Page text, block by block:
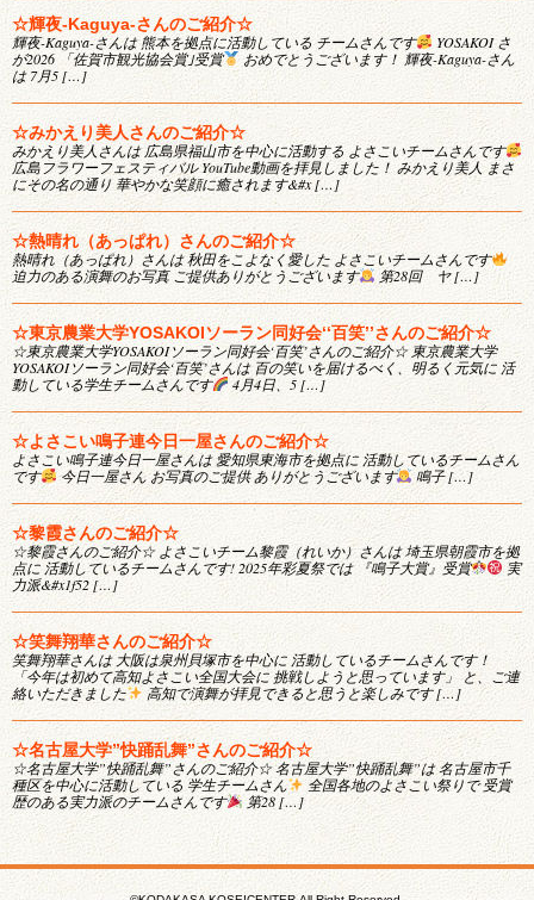
☆輝夜-Kaguya-さんのご紹介☆
輝夜-Kaguya-さんは 熊本を拠点に活動している チームさんです
YOSAKOI さ
が2026 「佐賀市観光協会賞｣受賞
おめでとうございます！ 輝夜-Kaguya-さん
は 7月5 […]
☆みかえり美人さんのご紹介☆
みかえり美人さんは 広島県福山市を中心に活動する よさこいチームさんです
広島フラワーフェスティバル YouTube動画を拝見しました！ みかえり美人 まさ
にその名の通り 華やかな笑顔に癒されます&#x […]
☆熱晴れ（あっぱれ）さんのご紹介☆
熱晴れ（あっぱれ）さんは 秋田をこよなく愛した よさこいチームさんです
迫力のある演舞のお写真 ご提供ありがとうございます
第28回 ヤ […]
☆東京農業大学YOSAKOIソーラン同好会‘‘百笑’’さんのご紹介☆
☆東京農業大学YOSAKOIソーラン同好会‘百笑’さんのご紹介☆ 東京農業大学
YOSAKOIソーラン同好会‘百笑’さんは 百の笑いを届けるべく、明るく元気に 活
動している学生チームさんです
4月4日、5 […]
☆よさこい鳴子連今日一屋さんのご紹介☆
よさこい鳴子連今日一屋さんは 愛知県東海市を拠点に 活動しているチームさん
です
今日一屋さん お写真のご提供 ありがとうございます 鳴子 […]
☆黎霞さんのご紹介☆
☆黎霞さんのご紹介☆ よさこいチーム黎霞（れいか）さんは 埼玉県朝霞市を拠
点に 活動しているチームさんです! 2025年彩夏祭では 『鳴子大賞』受賞
実
力派&#x1f52 […]
☆笑舞翔華さんのご紹介☆
笑舞翔華さんは 大阪は泉州貝塚市を中心に 活動しているチームさんです！
「今年は初めて高知よさこい全国大会に 挑戦しようと思っています」 と、ご連
絡いただきました
高知で演舞が拝見できると思うと楽しみです […]
☆名古屋大学”快踊乱舞”さんのご紹介☆
☆名古屋大学”快踊乱舞”さんのご紹介☆ 名古屋大学”快踊乱舞”は 名古屋市千
種区を中心に活動している 学生チームさん
全国各地のよさこい祭りで 受賞
歴のある実力派のチームさんです
第28 […]